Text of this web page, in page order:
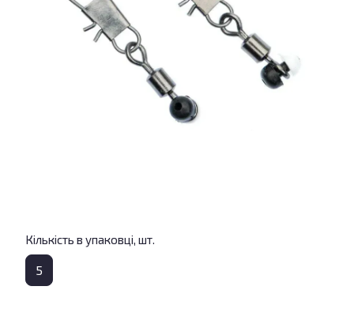
Кількість в упаковці, шт.
5